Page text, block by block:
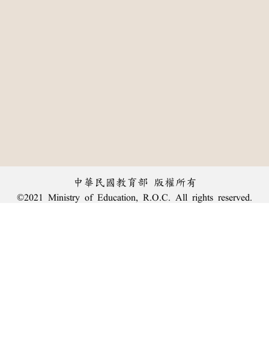
中華民國教育部 版權所有
©2021 Ministry of Education, R.O.C. All rights reserved.